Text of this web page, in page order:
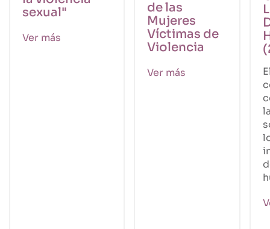
sexual"
Ver más
de las
Mujeres
Víctimas de
Violencia
Ver más